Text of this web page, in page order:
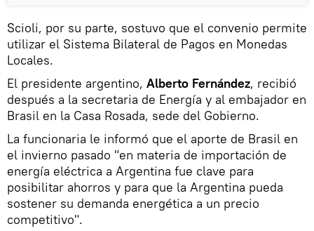
Scioli, por su parte, sostuvo que el convenio permite
utilizar el Sistema Bilateral de Pagos en Monedas
Locales.
El presidente argentino, Alberto Fernández, recibió
después a la secretaria de Energía y al embajador en
Brasil en la Casa Rosada, sede del Gobierno.
La funcionaria le informó que el aporte de Brasil en
el invierno pasado "en materia de importación de
energía eléctrica a Argentina fue clave para
posibilitar ahorros y para que la Argentina pueda
sostener su demanda energética a un precio
competitivo".